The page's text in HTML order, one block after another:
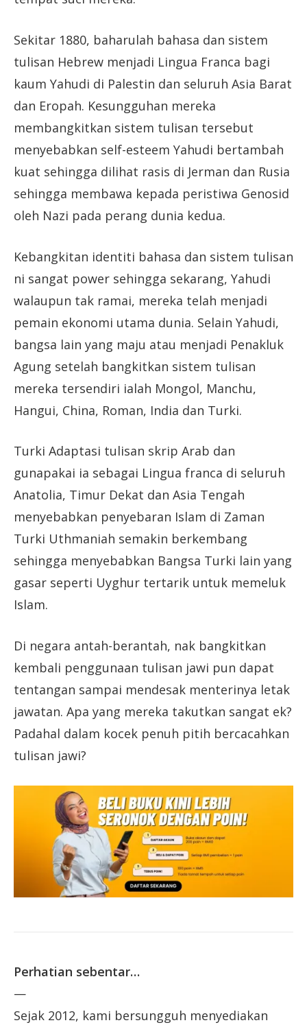
Sekitar 1880, baharulah bahasa dan sistem
tulisan Hebrew menjadi Lingua Franca bagi
kaum Yahudi di Palestin dan seluruh Asia Barat
dan Eropah. Kesungguhan mereka
membangkitkan sistem tulisan tersebut
menyebabkan self-esteem Yahudi bertambah
kuat sehingga dilihat rasis di Jerman dan Rusia
sehingga membawa kepada peristiwa Genosid
oleh Nazi pada perang dunia kedua.
Kebangkitan identiti bahasa dan sistem tulisan
ni sangat power sehingga sekarang, Yahudi
walaupun tak ramai, mereka telah menjadi
pemain ekonomi utama dunia. Selain Yahudi,
bangsa lain yang maju atau menjadi Penakluk
Agung setelah bangkitkan sistem tulisan
mereka tersendiri ialah Mongol, Manchu,
Hangui, China, Roman, India dan Turki.
Turki Adaptasi tulisan skrip Arab dan
gunapakai ia sebagai Lingua franca di seluruh
Anatolia, Timur Dekat dan Asia Tengah
menyebabkan penyebaran Islam di Zaman
Turki Uthmaniah semakin berkembang
sehingga menyebabkan Bangsa Turki lain yang
gasar seperti Uyghur tertarik untuk memeluk
Islam.
Di negara antah-berantah, nak bangkitkan
kembali penggunaan tulisan jawi pun dapat
tentangan sampai mendesak menterinya letak
jawatan. Apa yang mereka takutkan sangat ek?
Padahal dalam kocek penuh pitih bercacahkan
tulisan jawi?
Perhatian sebentar…
—
Sejak 2012, kami bersungguh menyediakan